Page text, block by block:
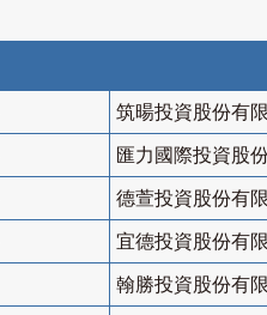
筑暘投資股份有
匯力國際投資股
德萱投資股份有
宜德投資股份有
翰勝投資股份有